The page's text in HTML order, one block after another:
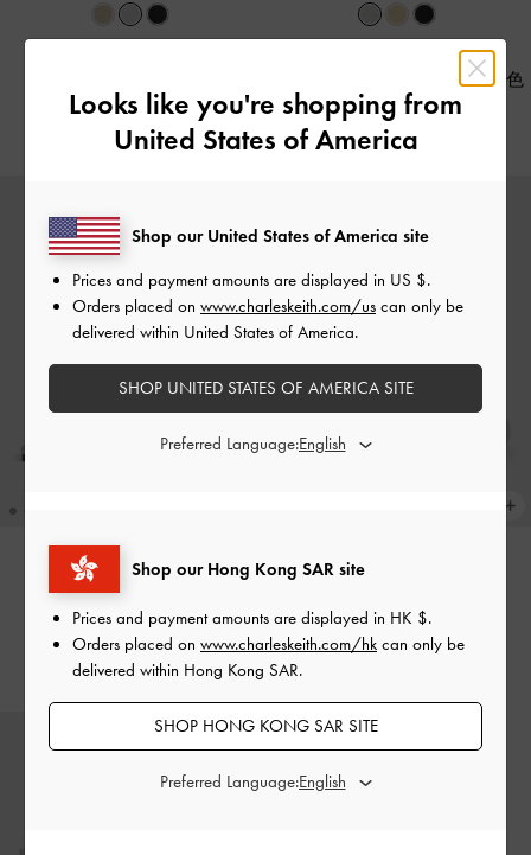
HK$439.00
Jaylene 水晶帶真皮細跟鞋-銀色
HK$699.00
Ellory 平底夾腳涼鞋
HK$439.00
海洋風毛呢夾腳拖鞋
HK$499.00
Looks like you're shopping from
United States of America
Shop our Hong Kong SAR site
Prices and payment amounts are displayed in HK $.
Orders placed on www.charleskeith.com/hk can only be
delivered within Hong Kong SAR.
SHOP HONG KONG SAR SITE
Preferred Language:
Shop our United States of America site
Prices and payment amounts are displayed in US $.
Orders placed on www.charleskeith.com/us can only be
delivered within United States of America.
SHOP UNITED STATES OF AMERICA SITE
Preferred Language: